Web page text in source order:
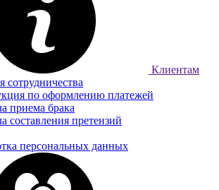
Клиентам
сотрудничества
по оформлению платежей
приема брака
составления претензий
персональных данных